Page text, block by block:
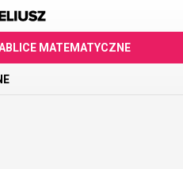
MATEMATYCZNE